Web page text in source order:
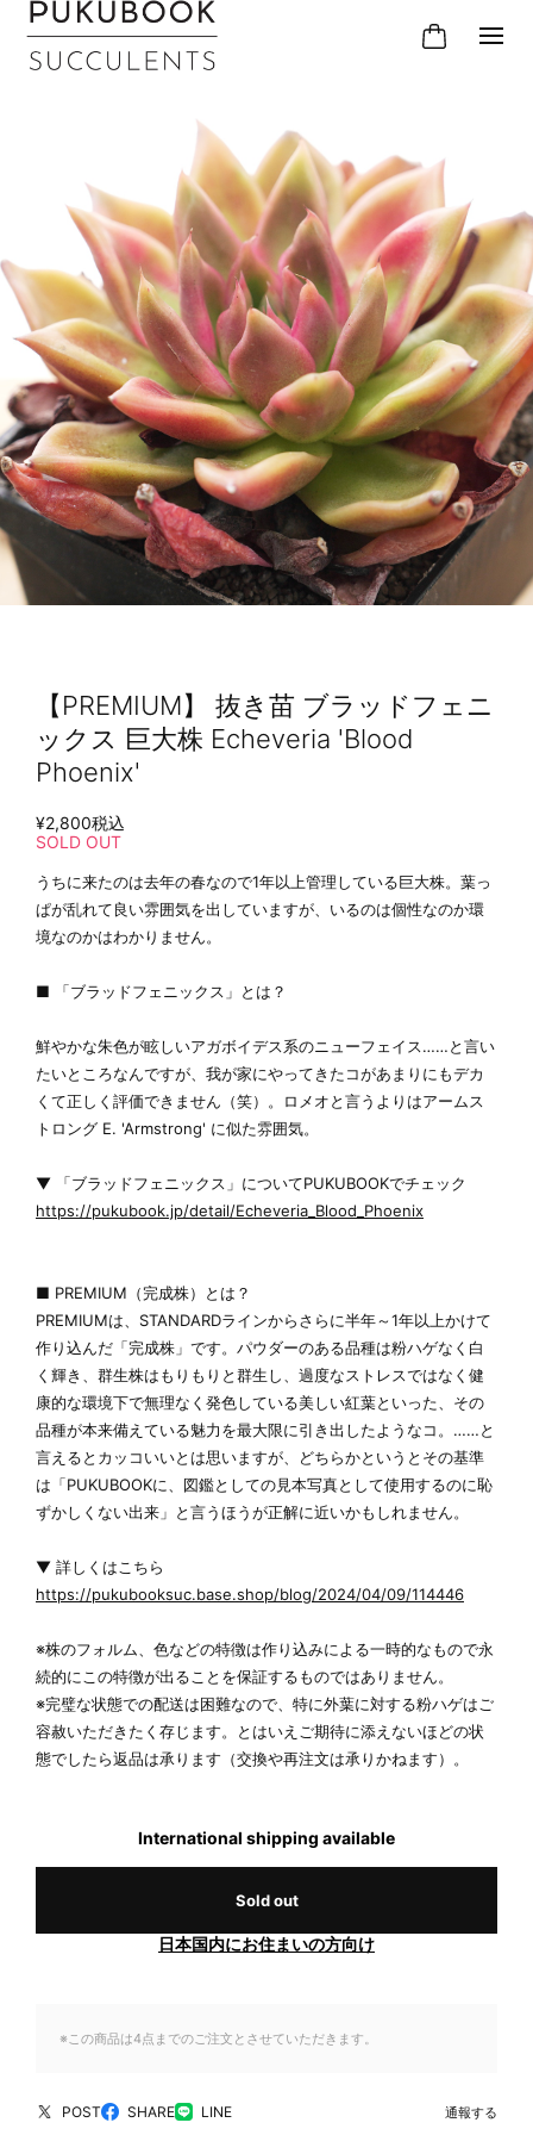
【PREMIUM】 抜き苗 ブラッドフェニ
ックス 巨大株 Echeveria 'Blood
Phoenix'
¥2,800税込
SOLD OUT
うちに来たのは去年の春なので1年以上管理している巨大株。葉っ
ぱが乱れて良い雰囲気を出していますが、いるのは個性なのか環
境なのかはわかりません。
■ 「ブラッドフェニックス」とは？
鮮やかな朱色が眩しいアガボイデス系のニューフェイス……と言い
たいところなんですが、我が家にやってきたコがあまりにもデカ
くて正しく評価できません（笑）。ロメオと言うよりはアームス
トロング E. 'Armstrong' に似た雰囲気。
▼ 「ブラッドフェニックス」についてPUKUBOOKでチェック
https://pukubook.jp/detail/Echeveria_Blood_Phoenix
■ PREMIUM（完成株）とは？
PREMIUMは、STANDARDラインからさらに半年～1年以上かけて
作り込んだ「完成株」です。パウダーのある品種は粉ハゲなく白
く輝き、群生株はもりもりと群生し、過度なストレスではなく健
康的な環境下で無理なく発色している美しい紅葉といった、その
品種が本来備えている魅力を最大限に引き出したようなコ。……と
言えるとカッコいいとは思いますが、どちらかというとその基準
は「PUKUBOOKに、図鑑としての見本写真として使用するのに恥
ずかしくない出来」と言うほうが正解に近いかもしれません。
▼ 詳しくはこちら
https://pukubooksuc.base.shop/blog/2024/04/09/114446
※株のフォルム、色などの特徴は作り込みによる一時的なもので永
続的にこの特徴が出ることを保証するものではありません。
※完璧な状態での配送は困難なので、特に外葉に対する粉ハゲはご
容赦いただきたく存じます。とはいえご期待に添えないほどの状
態でしたら返品は承ります（交換や再注文は承りかねます）。
International shipping available
Sold out
日本国内にお住まいの方向け
※この商品は4点までのご注文とさせていただきます。
POST SHARE LINE 通報する